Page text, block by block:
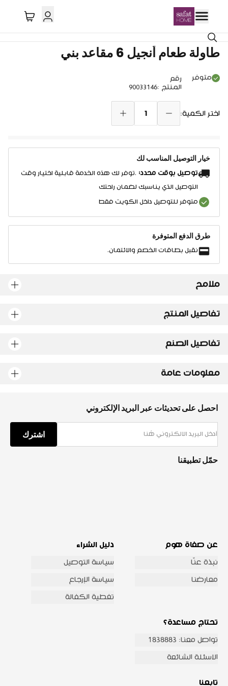
طاولة طعام أنجيل 6 مقاعد بني
متوفر
رقم
المنتج :
90033146
اختر الكمية: 1
خيار التوصيل المناسب لك
توصيل بوقت محدد: .توفر لك هذه الخدمة قابلية اختيار وقت
التوصيل الذي يناسبك لضمان راحتك
متوفر للتوصيل داخل الكويت فقط
طرق الدفع المتوفرة
نقبل بطاقات الخصم والائتمان.
ملامح
تفاصيل المنتج
تفاصيل الصنع
معلومات عامة
احصل على تحديثات عبر البريد الإلكتروني
اشترك
حمّل تطبيقنا
عن صفاة هوم
نبذة عنّا
معارضنا
دليل الشراء
سياسة التوصيل
سياسة الإرجاع
تغطية الكفالة
تحتاج مساعدة؟
تواصل معنا: 1838883
الاسئلة الشائعة
تابعنا